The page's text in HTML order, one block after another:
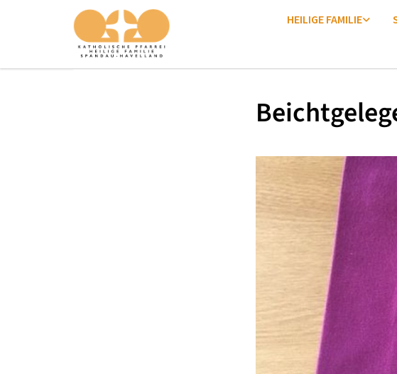
HEILIGE FAMILIE